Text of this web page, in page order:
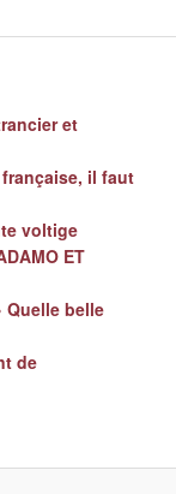
et
il faut
voltige
ET
Quelle belle
de